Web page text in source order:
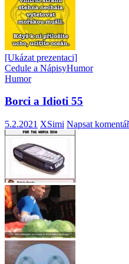
[Ukázat prezentaci]
Cedule a NápisyHumor
Humor
Borci a Idioti 55
5.2.2021 XSimi Napsat komentář